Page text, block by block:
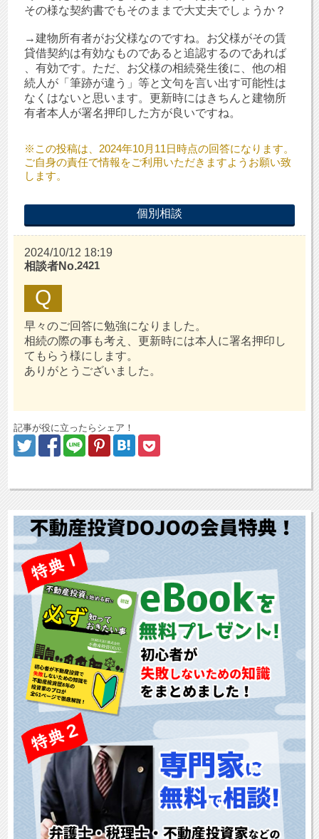
その様な契約書でもそのままで大丈夫でしょうか？
→建物所有者がお父様なのですね。お父様がその賃
貸借契約は有効なものであると追認するのであれば
、有効です。ただ、お父様の相続発生後に、他の相
続人が「筆跡が違う」等と文句を言い出す可能性は
なくはないと思います。更新時にはきちんと建物所
有者本人が署名押印した方が良いですね。
※この投稿は、2024年10月11日時点の回答になります。
ご自身の責任で情報をご利用いただきますようお願い致
します。
個別相談
2024/10/12 18:19
相談者No.2421
早々のご回答に勉強になりました。
相続の際の事も考え、更新時には本人に署名押印し
てもらう様にします。
ありがとうございました。
記事が役に立ったらシェア！